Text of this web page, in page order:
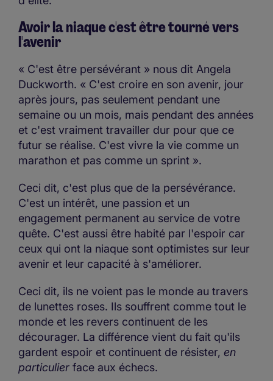
Avoir la niaque c'est être tourné vers
l'avenir
« C'est être persévérant » nous dit Angela
Duckworth. « C'est croire en son avenir, jour
après jours, pas seulement pendant une
semaine ou un mois, mais pendant des années
et c'est vraiment travailler dur pour que ce
futur se réalise. C'est vivre la vie comme un
marathon et pas comme un sprint ».
Ceci dit, c'est plus que de la persévérance.
C'est un intérêt, une passion et un
engagement permanent au service de votre
quête. C'est aussi être habité par l'espoir car
ceux qui ont la niaque sont optimistes sur leur
avenir et leur capacité à s'améliorer.
Ceci dit, ils ne voient pas le monde au travers
de lunettes roses. Ils souffrent comme tout le
monde et les revers continuent de les
décourager. La différence vient du fait qu'ils
gardent espoir et continuent de résister, en
particulier face aux échecs.